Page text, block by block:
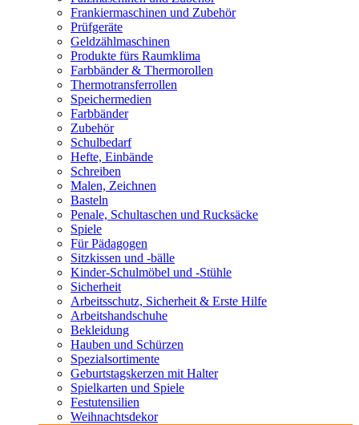
Frankiermaschinen und Zubehör
Prüfgeräte
Geldzählmaschinen
Produkte fürs Raumklima
Farbbänder & Thermorollen
Thermotransferrollen
Speichermedien
Farbbänder
Zubehör
Schulbedarf
Hefte, Einbände
Schreiben
Malen, Zeichnen
Basteln
Penale, Schultaschen und Rucksäcke
Spiele
Für Pädagogen
Sitzkissen und -bälle
Kinder-Schulmöbel und -Stühle
Sicherheit
Arbeitsschutz, Sicherheit & Erste Hilfe
Arbeitshandschuhe
Bekleidung
Hauben und Schürzen
Spezialsortimente
Geburtstagskerzen mit Halter
Spielkarten und Spiele
Festutensilien
Weihnachtsdekor